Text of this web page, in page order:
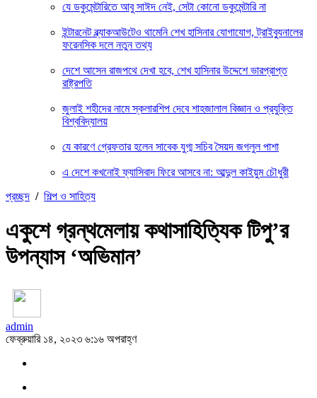
যে ডকুমেন্টারিতে আবু সাঈদ নেই, সেটা কোনো ডকুমেন্টারি না
ইন্টারনেট ব্ল্যাকআউটেও থামেনি শেখ হাসিনার যোগাযোগ, ট্রাইব্যুনালের
ফরেনসিক দলে নতুন তথ্য
দেশে আসেন রাজপথে দেখা হবে, শেখ হাসিনার উদ্দেশে ভারপ্রাপ্ত
রাষ্ট্রপতি
জুলাই শহীদের নামে স্কলারশিপ দেবে শাহজালাল বিজ্ঞান ও প্রযুক্তি
বিশ্ববিদ্যালয়
যে কারণে গ্রেফতার হলেন সাবেক যুগ্ম সচিব সৈয়দ জগলুল পাশা
এ দেশে কখনোই ফ্যাসিবাদ ফিরে আসবে না: আব্দুল কাইয়ুম চৌধুরী
প্রচ্ছদ / শিল্প ও সাহিত্য
একুশে গ্রন্থমেলায় কথাসাহিত্যিক টিপু’র
উপন্যাস ‘অভিমান’
admin
ফেব্রুয়ারি ১৪, ২০২৩ ৬:১৬ অপরাহ্ণ